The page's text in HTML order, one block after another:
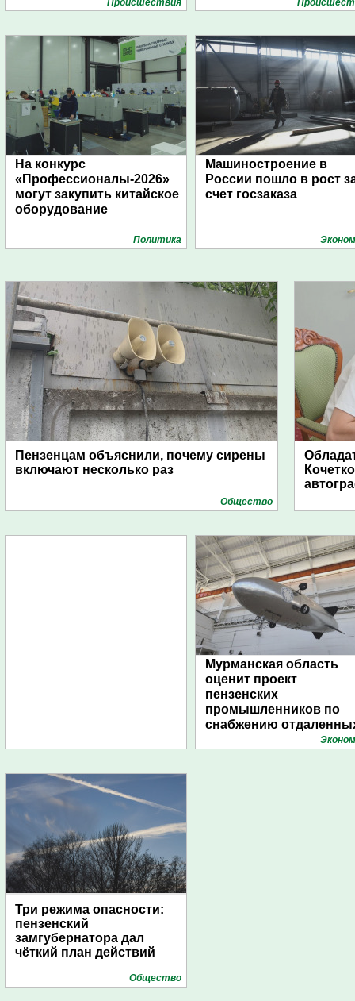
Проиcшествия
На конкурс
«Профессионалы-2026»
могут закупить китайское
оборудование
Политика
Машиностроение в
России пошло в рост
счет госзаказа
Пензенцам объяснили, почему сирены
включают несколько раз
Общество
Мурманская область
оценит проект
пензенских
промышленников по
снабжению
поселений с помощью
Три режима опасности:
пензенский
замгубернатора дал
чёткий план действий
Общество